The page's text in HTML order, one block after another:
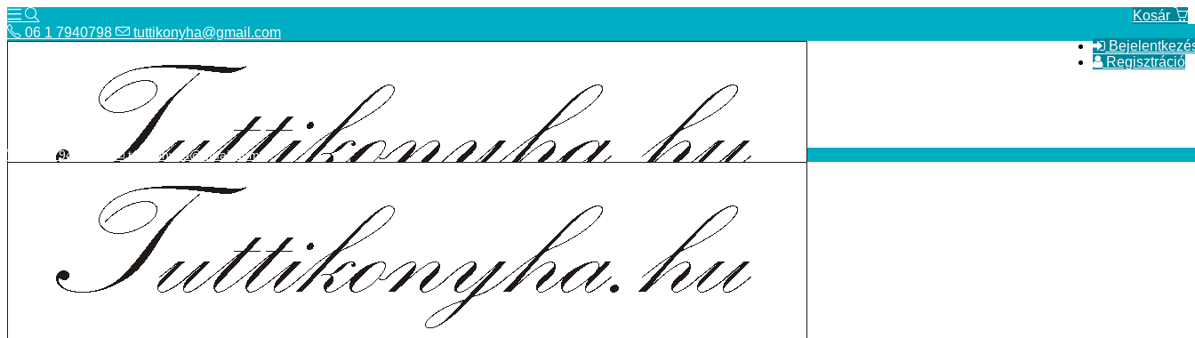
Kosár
Regisztráció
06 1 7940798 tuttikonyha@gmail.com
Bolt
ÁSZF
06 1 7940798 tuttikonyha@gmail.com